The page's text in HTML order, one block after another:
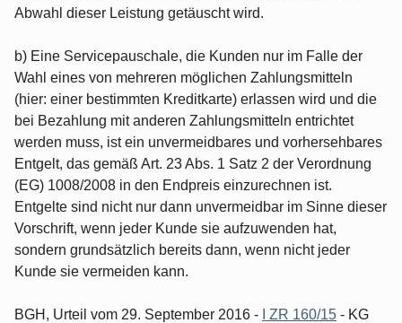
Abwahl dieser Leistung getäuscht wird.
b) Eine Servicepauschale, die Kunden nur im Falle der
Wahl eines von mehreren möglichen Zahlungsmitteln
(hier: einer bestimmten Kreditkarte) erlassen wird und die
bei Bezahlung mit anderen Zahlungsmitteln entrichtet
werden muss, ist ein unvermeidbares und vorhersehbares
Entgelt, das gemäß Art. 23 Abs. 1 Satz 2 der Verordnung
(EG) 1008/2008 in den Endpreis einzurechnen ist.
Entgelte sind nicht nur dann unvermeidbar im Sinne dieser
Vorschrift, wenn jeder Kunde sie aufzuwenden hat,
sondern grundsätzlich bereits dann, wenn nicht jeder
Kunde sie vermeiden kann.
BGH, Urteil vom 29. September 2016 - I ZR 160/15 - KG